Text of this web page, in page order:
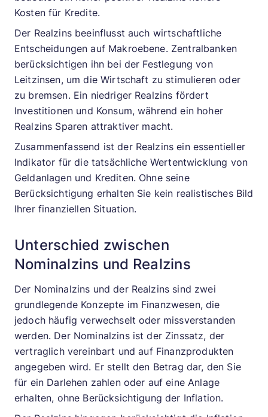
Kosten für Kredite.
Der Realzins beeinflusst auch wirtschaftliche
Entscheidungen auf Makroebene. Zentralbanken
berücksichtigen ihn bei der Festlegung von
Leitzinsen, um die Wirtschaft zu stimulieren oder
zu bremsen. Ein niedriger Realzins fördert
Investitionen und Konsum, während ein hoher
Realzins Sparen attraktiver macht.
Zusammenfassend ist der Realzins ein essentieller
Indikator für die tatsächliche Wertentwicklung von
Geldanlagen und Krediten. Ohne seine
Berücksichtigung erhalten Sie kein realistisches Bild
Ihrer finanziellen Situation.
Unterschied zwischen
Nominalzins und Realzins
Der Nominalzins und der Realzins sind zwei
grundlegende Konzepte im Finanzwesen, die
jedoch häufig verwechselt oder missverstanden
werden. Der Nominalzins ist der Zinssatz, der
vertraglich vereinbart und auf Finanzprodukten
angegeben wird. Er stellt den Betrag dar, den Sie
für ein Darlehen zahlen oder auf eine Anlage
erhalten, ohne Berücksichtigung der Inflation.